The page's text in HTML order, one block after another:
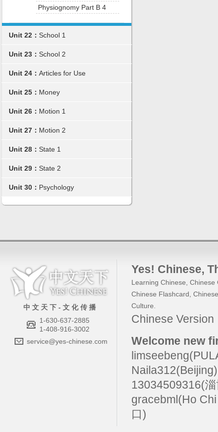
Physiognomy Part B 4
Unit 22： School 1
Unit 23： School 2
Unit 24： Articles for Use
Unit 25： Money
Unit 26： Motion 1
Unit 27： Motion 2
Unit 28： State 1
Unit 29： State 2
Unit 30： Psychology
中 文 天 下 - 文 化 传 播
1-630-637-2885
1-408-916-3002
service@yes-chinese.com
Yes! Chinese,
Learning Chinese, Chinese
Chinese Flashcard,
Culture.
Chinese
Welcome new
13034509316(
gracebml(Ho
口)